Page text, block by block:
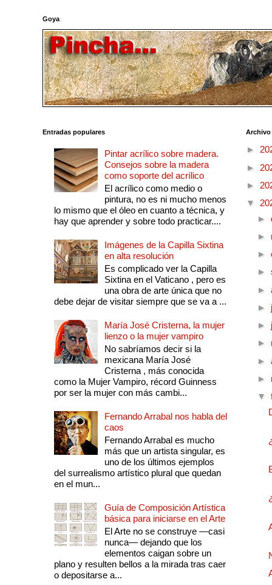
Goya
Entradas populares
Pintar acrílico sobre madera.
Consejos sobre la madera
como soporte del acrílico
El acrílico como medio o
pintura, no es ni mucho menos
lo mismo que el óleo en cuanto a técnica, y
hay que aprender y sobre todo practicar....
Imágenes de la Capilla Sixtina
en alta resolución
Es complicado ver la Capilla
Sixtina en el Vaticano , pero es
una obra de arte única que no
debe dejar de visitar siempre que se va a ...
María José Cristerna, la mujer
lienzo o la mujer vampiro
No sabríamos decir si la
mexicana María José
Cristerna , más conocida
como la Mujer Vampiro, récord Guinness
por ser la mujer con más cambi...
Fernando Arrabal nos habla del
caos
Fernando Arrabal es mucho
más que un artista singular, es
uno de los últimos ejemplos
del surrealismo artístico plural que quedan
en el mun...
Guía de Composición Artística
básica para iniciarse en el Arte
El Arte no se construye —casi
nunca— dejando que los
elementos caigan sobre un
plano y resulten bellos a la mirada tras caer
o depositarse a...
►
►
►
▼
►
►
►
►
►
►
►
►
►
►
▼